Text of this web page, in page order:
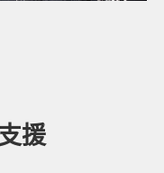
援